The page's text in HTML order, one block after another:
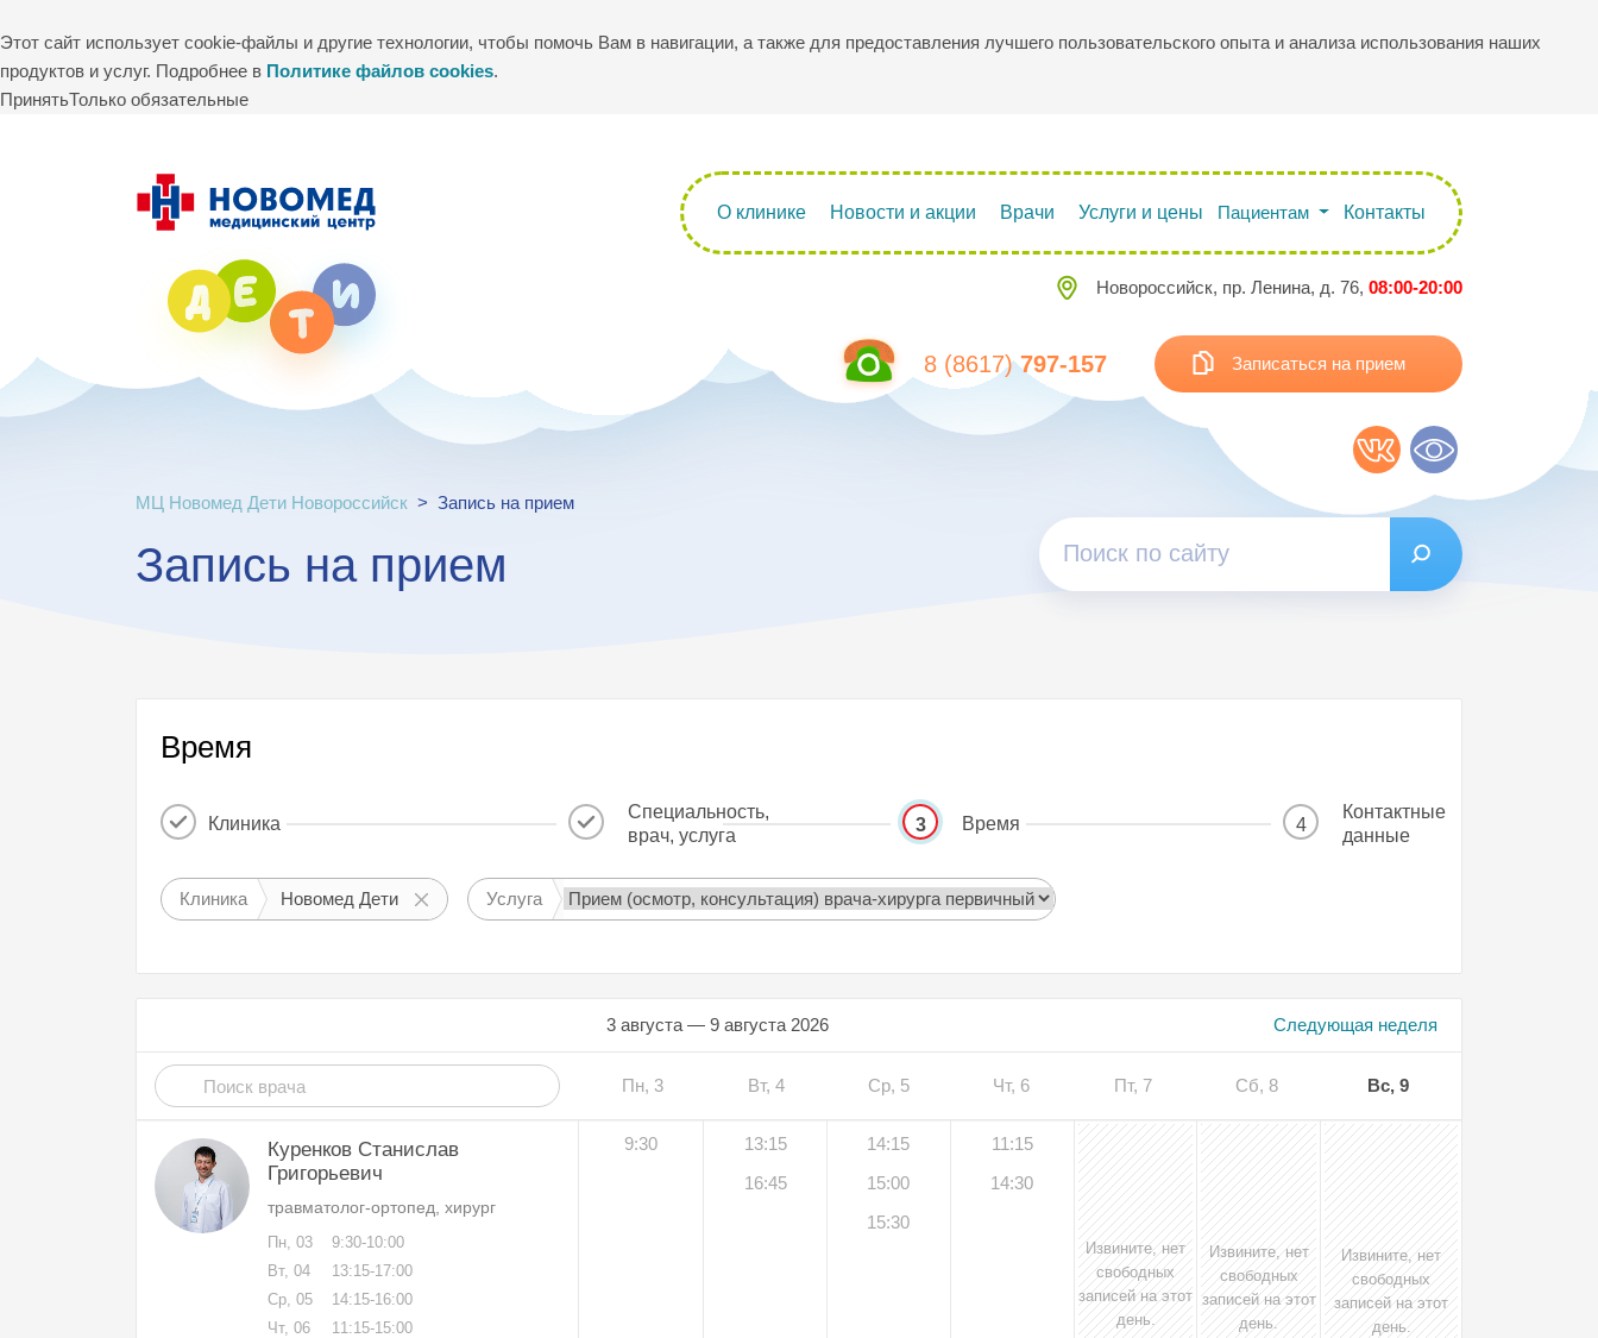
Этот сайт использует cookie-файлы и другие технологии, чтобы помочь Вам в навигации, а также для предоставления лучшего пользовательского опыта и анализа использования наших
продуктов и услуг. Подробнее в Политике файлов cookies.
ПринятьТолько обязательные
О клинике Новости и акции Врачи Услуги и цены Пациентам Контакты
Новороссийск, пр. Ленина, д. 76, 08:00-20:00
8 (8617)797-157 Записаться на прием
МЦ Новомед Дети Новороссийск > Запись на прием
Запись на прием
Время
Клиника
Специальность,
врач, услуга
3 Время 4
Контактные
данные
Клиника Новомед Дети Услуга
Следующая неделя
3 августа — 9 августа 2026
Пн, 3 Вт, 4 Ср, 5 Чт, 6 Пт, 7 Сб, 8 Вс, 9
Куренков Станислав
Григорьевич
травматолог-ортопед, хирург
Пн, 03
9:30-10:00
Вт, 04
13:15-17:00
Ср, 05
14:15-16:00
Чт, 06
11:15-15:00
9:30
13:15
16:45
14:15
15:00
15:30
11:15
14:30
Извините, нет
свободных
записей на этот
день.
Извините, нет
свободных
записей на этот
день.
Извините, нет
свободных
записей на этот
день.